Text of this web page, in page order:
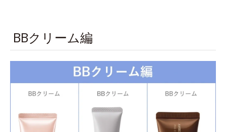
BBクリーム編